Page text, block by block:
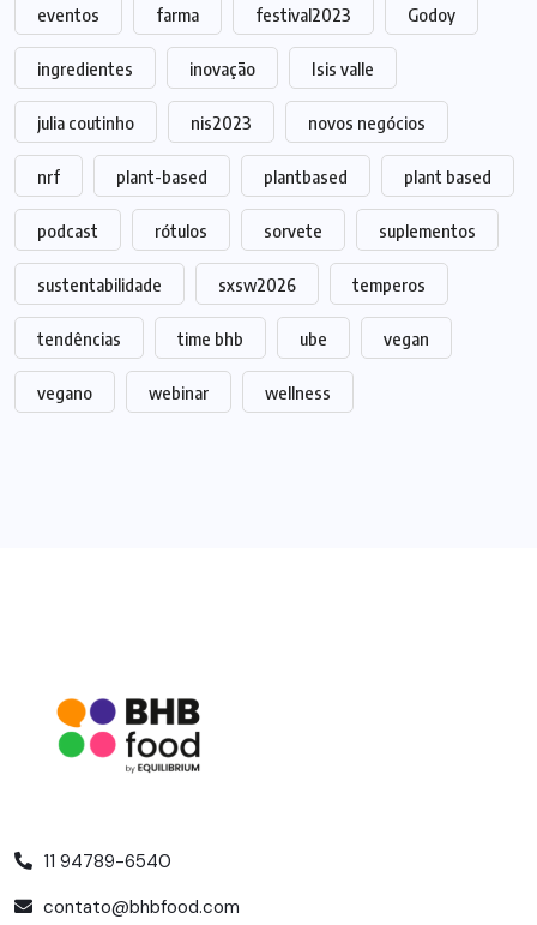
eventos farma festival2023 Godoy
ingredientes inovação Isis valle
julia coutinho nis2023 novos negócios
nrf plant-based plantbased plant based
podcast rótulos sorvete suplementos
sustentabilidade sxsw2026 temperos
tendências time bhb ube vegan
vegano webinar wellness
11 94789-6540
contato@bhbfood.com